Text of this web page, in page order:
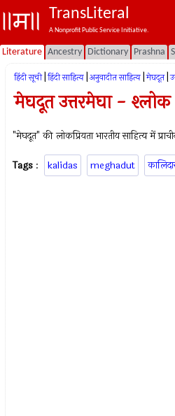
TransLiteral
A Nonprofit Public Service Initiative.
Literature Ancestry Dictionary Prashna
हिंदी सूची हिंदी साहित्य अनुवादीत साहित्य मेघदूत
मेघदूत उत्तरमेघा -
"मेघदूत" की लोकप्रियता भारतीय साहित्य में
Tags : kalidas meghadut